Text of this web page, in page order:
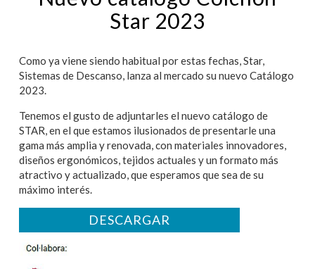
Star 2023
Como ya viene siendo habitual por estas fechas, Star,
Sistemas de Descanso, lanza al mercado su nuevo Catálogo
2023.
Tenemos el gusto de adjuntarles el nuevo catálogo de
STAR, en el que estamos ilusionados de presentarle una
gama más amplia y renovada, con materiales innovadores,
diseños ergonómicos, tejidos actuales y un formato más
atractivo y actualizado, que esperamos que sea de su
máximo interés.
DESCARGAR